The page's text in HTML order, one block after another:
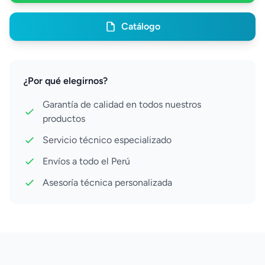
Catálogo
¿Por qué elegirnos?
Garantía de calidad en todos nuestros
productos
Servicio técnico especializado
Envíos a todo el Perú
Asesoría técnica personalizada